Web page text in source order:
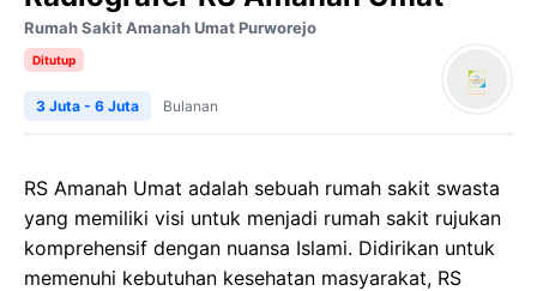
Rumah Sakit Amanah Umat Purworejo
Ditutup
3 Juta - 6 Juta Bulanan
RS Amanah Umat adalah sebuah rumah sakit swasta
yang memiliki visi untuk menjadi rumah sakit rujukan
komprehensif dengan nuansa Islami. Didirikan untuk
memenuhi kebutuhan kesehatan masyarakat, RS